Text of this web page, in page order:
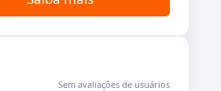
Sem avaliações de usuários